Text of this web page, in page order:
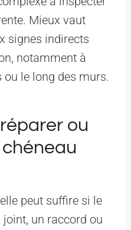
Mieux vaut
signes indirects
notamment à
ou le long des murs.
ou
peut suffire si le
un raccord ou